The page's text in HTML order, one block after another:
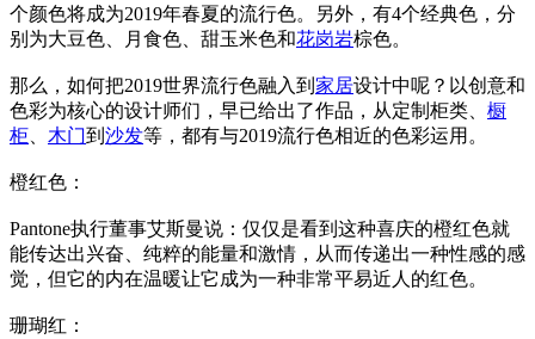
个颜色将成为2019年春夏的流行色。另外，有4个经典色，分
别为大豆色、月食色、甜玉米色和花岗岩棕色。
那么，如何把2019世界流行色融入到 家居设计中呢？以创意和
色彩为核心的设计师们，早已给出了作品，从定制柜类、 橱
柜
木门到 沙发等，都有与2019流行色相近的色彩运用。
橙红色：
Pantone执行董事艾斯曼说：仅仅是看到这种喜庆的橙红色就
能传达出兴奋、纯粹的能量和激情，从而传递出一种性感的感
觉，但它的内在温暖让它成为一种非常平易近人的红色。
珊瑚红：